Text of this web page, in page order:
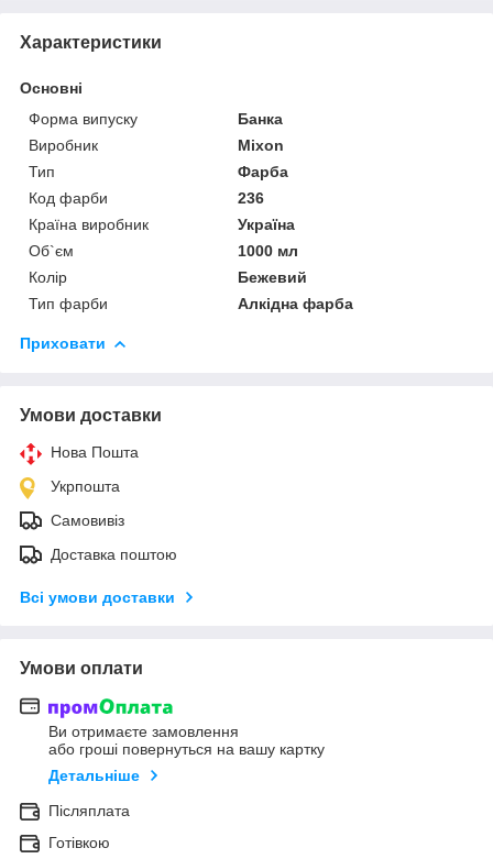
Характеристики
Основні
Форма випуску
Банка
Виробник
Mixon
Тип
Фарба
Код фарби
236
Країна виробник
Україна
Об`єм
1000 мл
Колір
Бежевий
Тип фарби
Алкідна фарба
Приховати
Умови доставки
Нова Пошта
Укрпошта
Самовивіз
Доставка поштою
Всі умови доставки
Умови оплати
Ви отримаєте замовлення
або гроші повернуться на вашу картку
Детальніше
Післяплата
Готівкою